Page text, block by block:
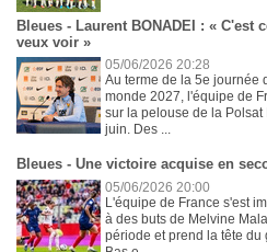
Bleues - Laurent BONADEI : « C'est
veux voir »
05/06/2026 20:28
Au terme de la 5e journée
monde 2027, l'équipe de
sur la pelouse de la
juin. Des ...
Bleues - Une victoire acquise en
05/06/2026 20:00
L'équipe de France s'est
à des buts de Melvine
période et prend la tête